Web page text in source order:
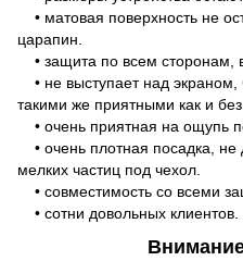
• матовая поверхность не
царапин.
• защита по всем сторонам,
• не выступает над экраном,
такими же приятными как и без
• очень приятная на ощупь
• очень плотная посадка,
мелких частиц под чехол.
• совместимость со всеми
• сотни довольных клиентов.